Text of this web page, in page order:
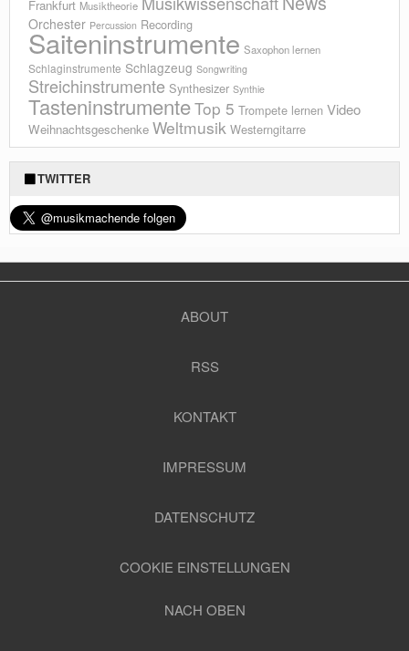
Frankfurt Musiktheorie
Orchester Percussion Recording
Saiteninstrumente Saxophon lernen
Schlaginstrumente Schlagzeug Songwriting
Streichinstrumente Synthesizer Synthie
TasteninstrumenteTop 5 Trompete lernen Video
Weihnachtsgeschenke Weltmusik Westerngitarre
TWITTER
ABOUT
RSS
KONTAKT
IMPRESSUM
DATENSCHUTZ
COOKIE EINSTELLUNGEN
NACH OBEN